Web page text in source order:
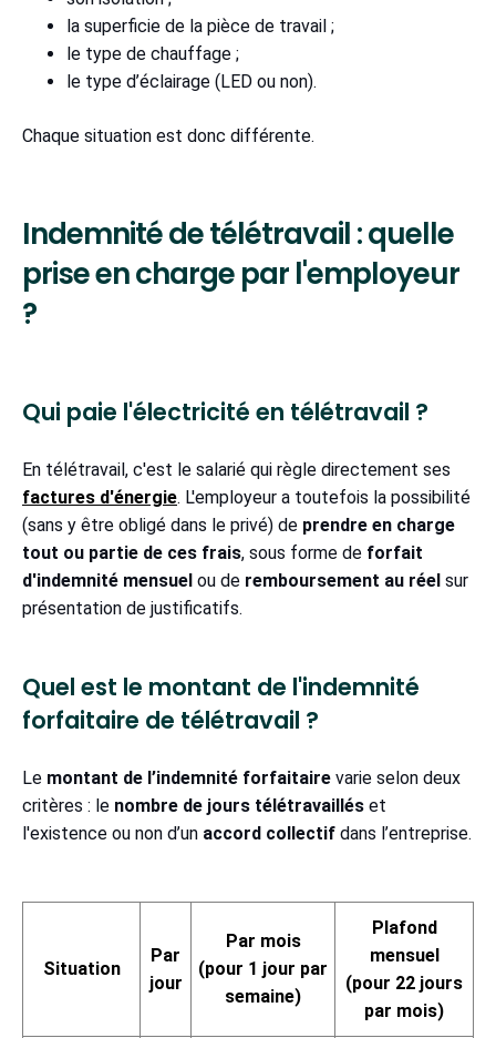
la superficie de la pièce de travail ;
le type de chauffage ;
le type d’éclairage (LED ou non).
Chaque situation est donc différente.
Indemnité de télétravail : quelle
prise en charge par l'employeur
?
Qui paie l'électricité en télétravail ?
En télétravail, c'est le salarié qui règle directement ses
factures d'énergie. L'employeur a toutefois la possibilité
(sans y être obligé dans le privé) de prendre en charge
tout ou partie de ces frais, sous forme de forfait
d'indemnité mensuel ou de remboursement au réel sur
présentation de justificatifs.
Quel est le montant de l'indemnité
forfaitaire de télétravail ?
Le montant de l’indemnité forfaitaire varie selon deux
critères : le nombre de jours télétravaillés et
l'existence ou non d’un accord collectif dans l’entreprise.
Situation
Par
jour
Par mois
(pour 1 jour par
semaine)
Plafond
mensuel
(pour 22 jours
par mois)